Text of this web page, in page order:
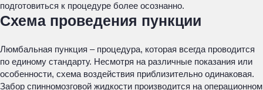
подготовиться к процедуре более осознанно.
Схема проведения пункции
Люмбальная пункция – процедура, которая всегда проводится
по единому стандарту. Несмотря на различные показания или
особенности, схема воздействия приблизительно одинаковая.
Забор спинномозговой жидкости производится на операционном